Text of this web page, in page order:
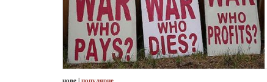
нове | популярне